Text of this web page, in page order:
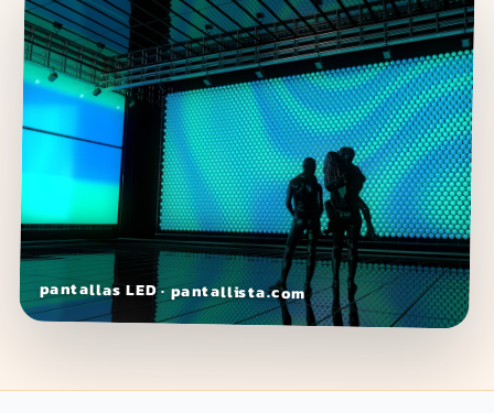
pantallas LED · pantallista.com